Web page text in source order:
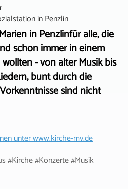
inPenzlin
in Penzlinfür alle, die
schon immer in einem
- von alter Musik bis
bunt durch die
sind nicht
unterwww.kirche-mv.de
#Kirche #Konzerte #Musik